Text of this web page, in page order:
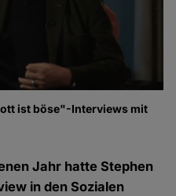
ist böse"-Interviews mit
Jahr hatte Stephen
in den Sozialen